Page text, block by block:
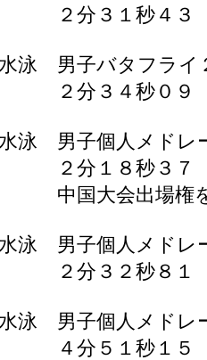
２分３１秒４３
水泳 男子バタフラ
２分３４秒０９
水泳 男子個人メド
２分１８秒３７
中国大会出場権
水泳 男子個人メド
２分３２秒８１
水泳 男子個人メド
４分５１秒１５